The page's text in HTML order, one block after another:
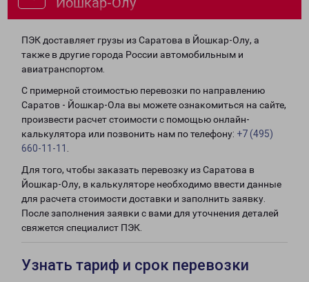
ПЭК доставляет грузы из Саратова в Йошкар-Олу, а
также в другие города России автомобильным и
авиатранспортом.
С примерной стоимостью перевозки по направлению
Саратов - Йошкар-Ола вы можете ознакомиться на сайте,
произвести расчет стоимости с помощью онлайн-
калькулятора или позвонить нам по телефону: +7 (495)
660-11-11
Для того, чтобы заказать перевозку из Саратова в
Йошкар-Олу, в калькуляторе необходимо ввести данные
для расчета стоимости доставки и заполнить заявку.
После заполнения заявки с вами для уточнения деталей
свяжется специалист ПЭК.
Узнать тариф и срок перевозки